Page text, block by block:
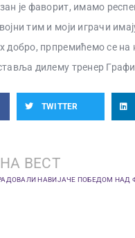
је фаворит, имамо
тим и моји играчи
добро, прпремићемо се
дилему тренер
TWITTER
ВЕСТ